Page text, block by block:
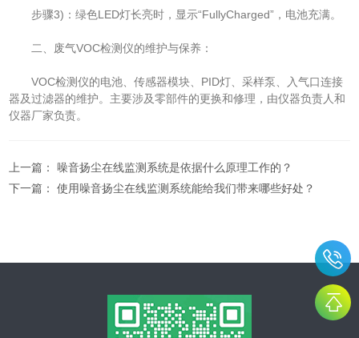
步骤3)：绿色LED灯长亮时，显示“FullyCharged”，电池充满。
二、废气VOC检测仪的维护与保养：
VOC检测仪的电池、传感器模块、PID灯、采样泵、入气口连接
器及过滤器的维护。主要涉及零部件的更换和修理，由仪器负责人和
仪器厂家负责。
上一篇：噪音扬尘在线监测系统是依据什么原理工作的？
下一篇：使用噪音扬尘在线监测系统能给我们带来哪些好处？